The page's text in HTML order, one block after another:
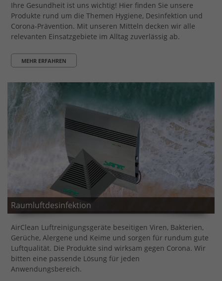
Ihre Gesundheit ist uns wichtig! Hier finden Sie unsere
Produkte rund um die Themen Hygiene, Desinfektion und
Corona-Prävention. Mit unseren Mitteln decken wir alle
relevanten Einsatzgebiete im Alltag zuverlässig ab.
MEHR ERFAHREN
Raumluftdesinfektion
AirClean Luftreinigungsgeräte beseitigen Viren, Bakterien,
Gerüche, Alergene und Keime und sorgen für rundum gute
Luftqualität. Die Produkte sind wirksam gegen Corona. Wir
bitten eine passende Lösung für jeden
Anwendungsbereich.